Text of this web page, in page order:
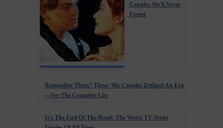
Couples We'll Never
Forget
Remember Them? These '90s Couples Defined An Era
—See The Complete List
It's The End Of The Road: The Worst TV Series